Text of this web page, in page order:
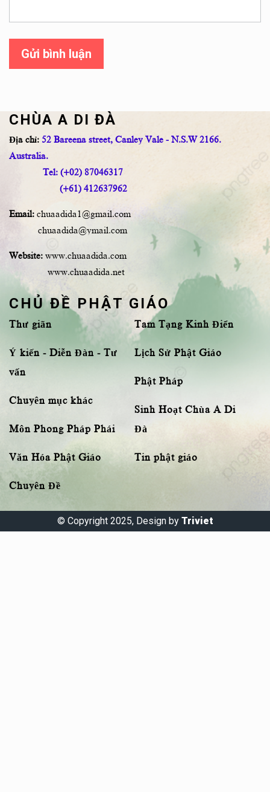
Gửi bình luận
CHÙA A DI ĐÀ
Địa chỉ: 52 Bareena street, Canley Vale - N.S.W 2166.
Australia.
Tel: (+02) 87046317
(+61) 412637962
Email: chuaadida1@gmail.com
chuaadida@ymail.com
Website: www.chuaadida.com
www.chuaadida.net
CHỦ ĐỀ PHẬT GIÁO
Thư giãn
Ý kiến - Diễn Đàn - Tư
vấn
Chuyên mục khác
Môn Phong Pháp Phái
Văn Hóa Phật Giáo
Chuyên Đề
Tam Tạng Kinh Điển
Lịch Sử Phật Giáo
Phật Pháp
Sinh Hoạt Chùa A Di
Đà
Tin phật giáo
© Copyright 2025, Design by Triviet